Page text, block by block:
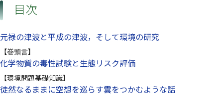
目次
元禄の津波と平成の津波，そして環境の研究
【巻頭言】
化学物質の毒性試験と生態リスク評価
【環境問題基礎知識】
徒然なるままに空想を巡らす雲をつかむような話